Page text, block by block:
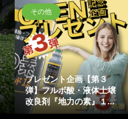
その他
プレゼント企画【第３
弾】フルボ酸・液体土壌
改良剤『地力の素』１...